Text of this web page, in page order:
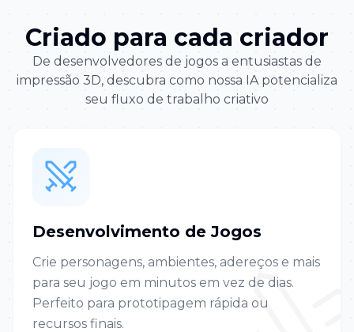
Criado para cada criador
De desenvolvedores de jogos a entusiastas de
impressão 3D, descubra como nossa IA potencializa
seu fluxo de trabalho criativo
Desenvolvimento de Jogos
Crie personagens, ambientes, adereços e mais
para seu jogo em minutos em vez de dias.
Perfeito para prototipagem rápida ou
recursos finais.